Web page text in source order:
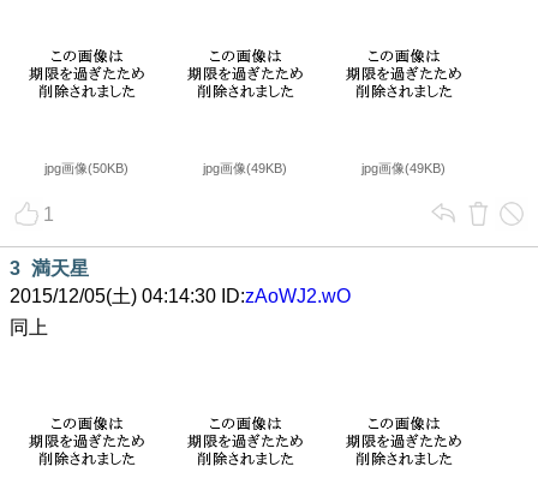
jpg画像(50KB) jpg画像(49KB) jpg画像(49KB)
1
3 満天星
2015/12/05(土) 04:14:30 ID:zAoWJ2.wO
同上